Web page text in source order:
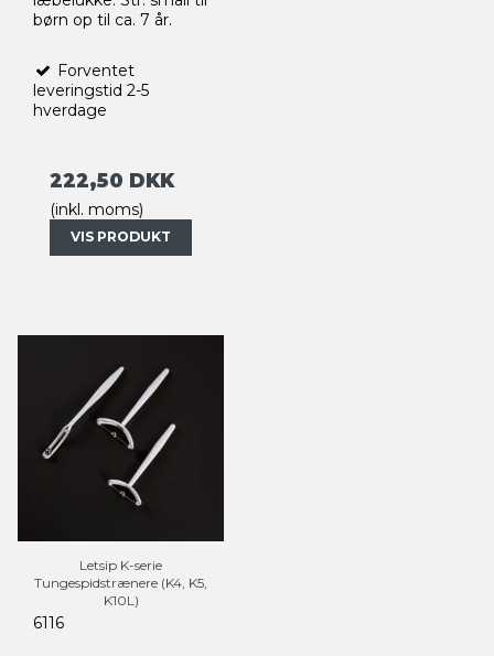
børn op til ca. 7 år.
Forventet
leveringstid 2-5
hverdage
222,50 DKK
(inkl. moms)
VIS PRODUKT
Letsip K-serie
Tungespidstrænere (K4, K5,
K10L)
6116